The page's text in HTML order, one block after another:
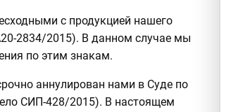
с продукцией нашего
2834/2015). В данном случае мы
по этим знакам.
аннулирован нами в Суде по
СИП-428/2015). В настоящем